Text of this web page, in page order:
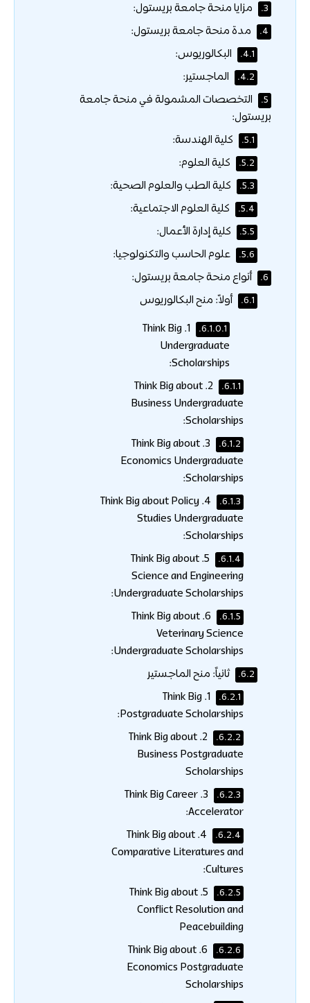
3. مزايا منحة جامعة بريستول:
4. مدة منحة جامعة بريستول:
4.1. البكالوريوس:
4.2. الماجستير:
5.
التخصصات المشمولة في منحة جامعة
بريستول:
5.1. كلية الهندسة:
5.2. كلية العلوم:
5.3. كلية الطب والعلوم الصحية:
5.4. كلية العلوم الاجتماعية:
5.5. كلية إدارة الأعمال:
5.6. علوم الحاسب والتكنولوجيا:
6. أنواع منحة جامعة بريستول:
6.1. أولاً: منح البكالوريوس
6.1.0.1.
1. Think Big
Undergraduate
Scholarships:
6.1.1.
2. Think Big about
Business Undergraduate
Scholarships:
6.1.2.
3. Think Big about
Economics Undergraduate
Scholarships:
6.1.3.
4. Think Big about Policy
Studies Undergraduate
Scholarships:
6.1.4.
5. Think Big about
Science and Engineering
Undergraduate Scholarships:
6.1.5.
6. Think Big about
Veterinary Science
Undergraduate Scholarships:
6.2. ثانياً: منح الماجستير
6.2.1.
1. Think Big
Postgraduate Scholarships:
6.2.2.
2. Think Big about
Business Postgraduate
Scholarships
6.2.3.
3. Think Big Career
Accelerator:
6.2.4.
4. Think Big about
Comparative Literatures and
Cultures:
6.2.5.
5. Think Big about
Conflict Resolution and
Peacebuilding
6.2.6.
6. Think Big about
Economics Postgraduate
Scholarships